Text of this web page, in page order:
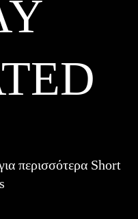
περισσότερα Short